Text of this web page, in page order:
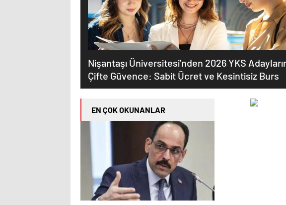
Nişantaşı Üniversitesi’nden 2026 YKS
Çifte Güvence: Sabit Ücret ve Kesintisiz Burs
EN ÇOK OKUNANLAR